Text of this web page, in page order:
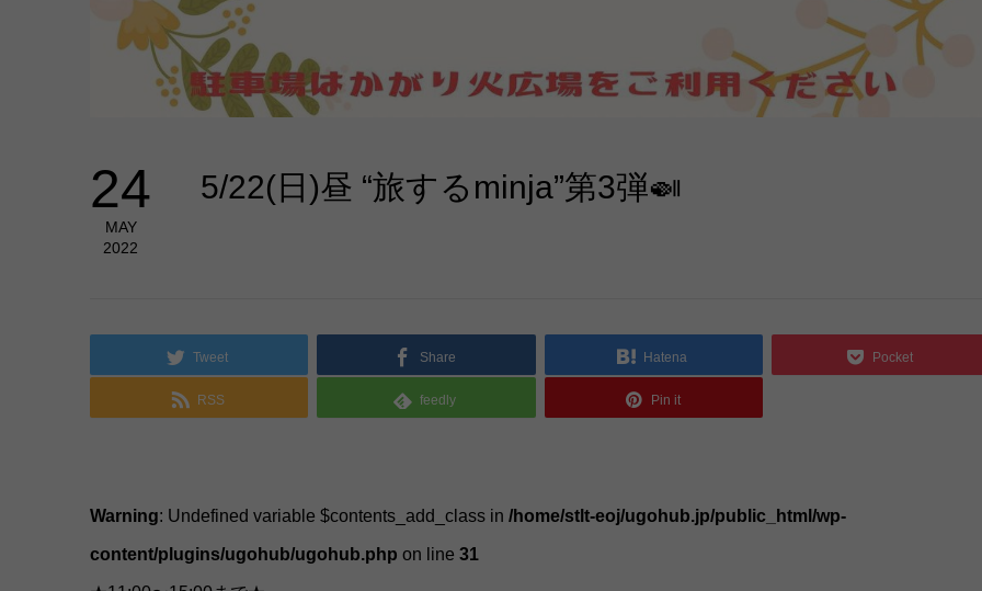
24
MAY
2022
5/22(日)昼 “旅するminja”第3弾🍛
Tweet Share Hatena Pocket
RSS feedly Pin it
Warning: Undefined variable $contents_add_class in /home/stlt-eoj/ugohub.jp/public_html/wp-
content/plugins/ugohub/ugohub.php on line 31